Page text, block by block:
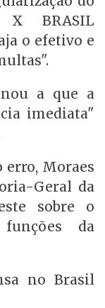
X BRASIL
o efetivo e
a que a
imediata"
erro, Moraes
Geral da
sobre o
da
no Brasil